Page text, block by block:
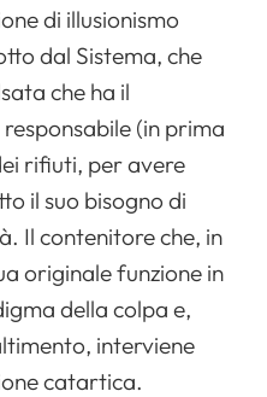
di illusionismo
dal Sistema, che
che ha il
(in prima
rifiuti, per avere
il suo bisogno di
Il contenitore che, in
originale funzione in
della colpa e,
interviene
catartica.